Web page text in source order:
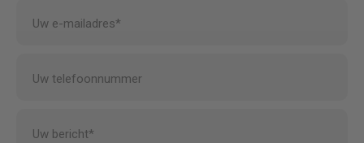
Uw e-mailadres*
Uw telefoonnummer
Uw bericht*